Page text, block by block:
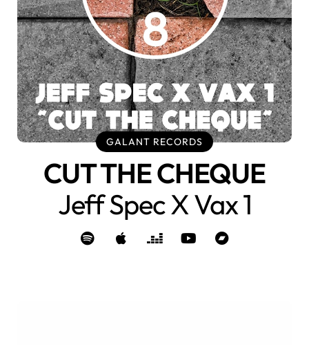
GALANT RECORDS
CUT THE CHEQUE
Jeff Spec X Vax 1